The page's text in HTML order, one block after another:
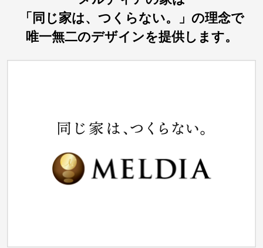
「同じ家は、つくらない。」の理念で
唯一無二のデザインを提供します。